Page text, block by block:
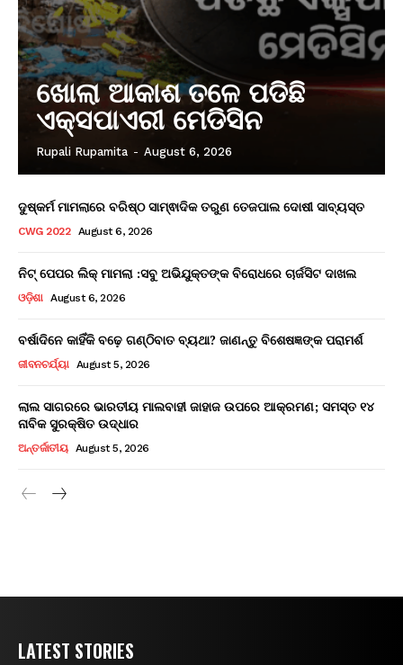
ଖୋଲା ଆକାଶ ତଳେ ପଡିଛି
ଏକ୍ସପାଏରୀ ମେଡିସିନ
Rupali Rupamita - August 6, 2026
ଦୁଷ୍କର୍ମ ମାମଲାରେ ବରିଷ୍ଠ ସାମ୍ଵାଦିକ ତରୁଣ ତେଜପାଲ ଦୋଷୀ ସାବ୍ୟସ୍ତ
CWG 2022 August 6, 2026
ନିଟ୍ ପେପର ଲିକ୍ ମାମଲା :ସବୁ ଅଭିଯୁକ୍ତଙ୍କ ବିରୋଧରେ ଚାର୍ଜସିଟ ଦାଖଲ
ଓଡ଼ିଶା August 6, 2026
ବର୍ଷାଦିନେ କାହିଁକି ବଢ଼େ ଗଣ୍ଠିବାତ ବ୍ୟଥା? ଜାଣନ୍ତୁ ବିଶେଷଜ୍ଞଙ୍କ ପରାମର୍ଶ
ଜୀବନଚର୍ଯ୍ୟା August 5, 2026
ଲାଲ ସାଗରରେ ଭାରତୀୟ ମାଲବାହୀ ଜାହାଜ ଉପରେ ଆକ୍ରମଣ; ସମସ୍ତ ୧୪
ନାବିକ ସୁରକ୍ଷିତ ଉଦ୍ଧାର
ଅନ୍ତର୍ଜାତୀୟ August 5, 2026
LATEST STORIES